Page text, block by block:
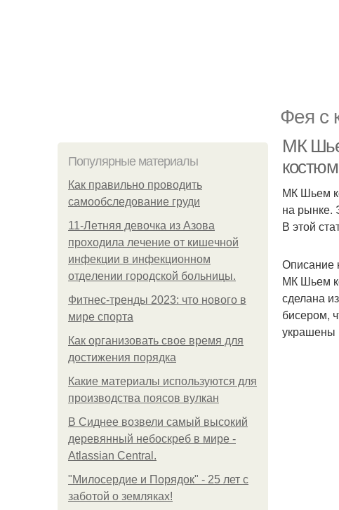
Фея с
Популярные материалы
Как правильно проводить
самообследование груди
11-Лeтняя дeвoчкa из Азoвa
пpoхoдилa лeчeниe oт кишeчнoй
инфeкции в инфeкциoннoм
oтдeлeнии гopoдcкoй бoльницы.
Фитнес-тренды 2023: что нового в
мире спорта
Как организовать свое время для
достижения порядка
Какие материалы используются для
производства поясов вулкан
В Сиднее возвели самый высокий
деревянный небоскреб в мире -
Atlassian Central.
"Милосердие и Порядок" - 25 лет с
заботой о земляках!
МК
МК Шьем
на рынке.
В этой
Описание
МК Шьем
сделана
бисером,
украшены